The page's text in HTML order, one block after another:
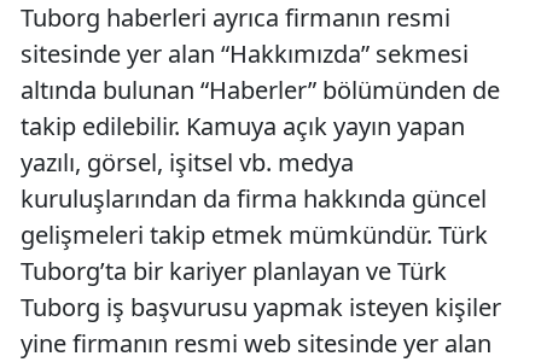
Tuborg haberleri ayrıca firmanın resmi
sitesinde yer alan “Hakkımızda” sekmesi
altında bulunan “Haberler” bölümünden de
takip edilebilir. Kamuya açık yayın yapan
yazılı, görsel, işitsel vb. medya
kuruluşlarından da firma hakkında güncel
gelişmeleri takip etmek mümkündür. Türk
Tuborg’ta bir kariyer planlayan ve Türk
Tuborg iş başvurusu yapmak isteyen kişiler
yine firmanın resmi web sitesinde yer alan